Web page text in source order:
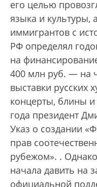
его целью
языка и культуры,
иммигрантов с
РФ определял
на
400 млн руб. — на
выставки русских
концерты, блины
года президент
Указ о создании
прав
рубежом». .
начала давить на
официальной